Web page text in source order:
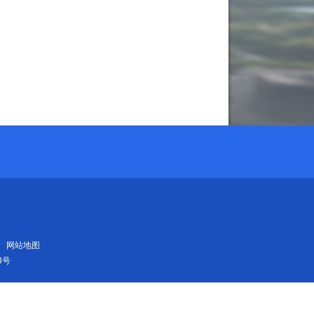
网站地图